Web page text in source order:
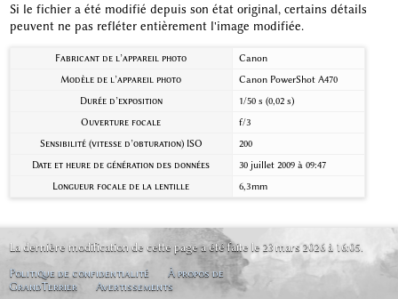
Si le fichier a été modifié depuis son état original, certains détails
peuvent ne pas refléter entièrement l'image modifiée.
Fabricant de l’appareil photo
Canon
Modèle de l’appareil photo
Canon PowerShot A470
Durée d’exposition
1/50 s (0,02 s)
Ouverture focale
f/3
Sensibilité (vitesse d’obturation) ISO
200
Date et heure de génération des données
30 juillet 2009 à 09:47
Longueur focale de la lentille
6,3 mm
La dernière modification de cette page a été faite le 23 mars 2026 à 16:05.
Politique de confidentialité
À propos de
GrandTerrier
Avertissements